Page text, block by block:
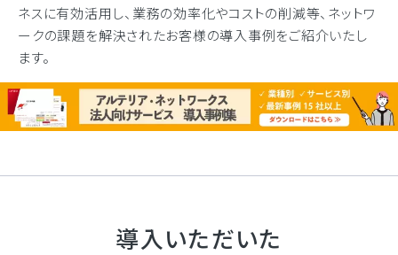
ネスに有効活用し、業務の効率化やコストの削減等、ネットワ
ークの課題を解決されたお客様の導入事例をご紹介いたし
ます。
導入いただいた